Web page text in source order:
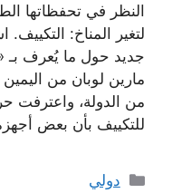
النظر في تحفظاتها
لتغير المناخ:
جديد حول ما يُعرف بـ
مارين لوبان من
من الدولة، واعترفت
للتكييف بأن بعض
التصنيفات
دولي